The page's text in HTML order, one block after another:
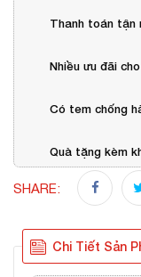
Thanh toán tận
Nhiều ưu đãi
Có tem chống
Quà tặng kèm
SHARE:
Chi Tiết Sản